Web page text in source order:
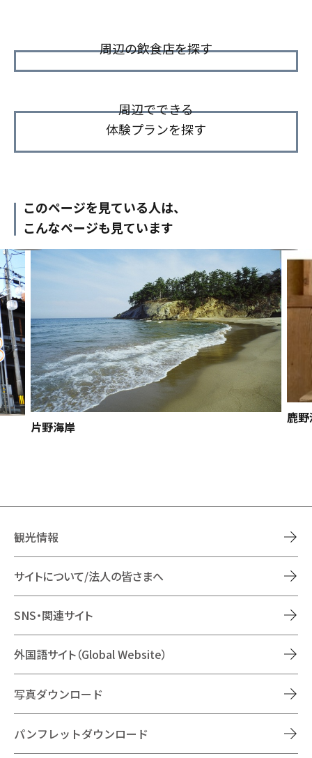
周辺の飲食店を探す
周辺でできる
体験プランを探す
このページを見ている人は、
こんなページも見ています
片野海岸
鹿
観光情報
サイトについて/法人の皆さまへ
SNS・関連サイト
外国語サイト（Global Website）
写真ダウンロード
パンフレットダウンロード